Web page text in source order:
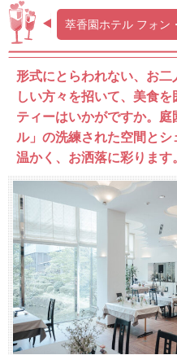
萃香園ホテル フォン
形式にとらわれない、お
しい方々を招いて、美食
ティーはいかがですか。
ル」の洗練された空間と
温かく、お洒落に彩ります